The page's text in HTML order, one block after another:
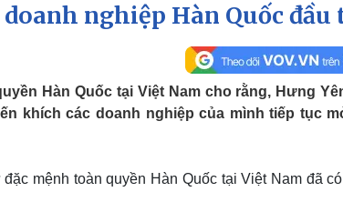
Dấu ấn VOV
Quân sự - Quốc phòng
Vũ khí
Thể thao
Bóng đá
eSports
Hậu trường
nghiệp Hàn Quốc đầu
Hàn Quốc tại Việt Nam cho rằng, Hưng
khích các doanh nghiệp của mình tiếp tục
mệnh toàn quyền Hàn Quốc tại Việt Nam đã